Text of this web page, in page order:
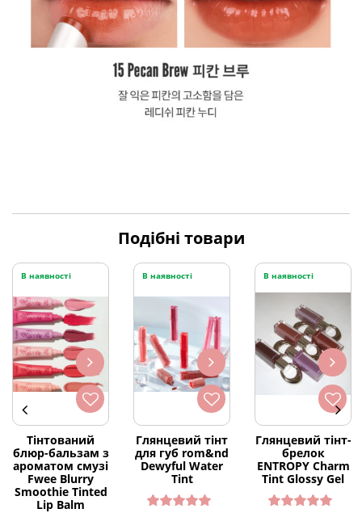
Подібні товари
В наявності
Тінтований
блюр-бальзам з
ароматом смузі
Fwee Blurry
Smoothie Tinted
Lip Balm
В наявності
Глянцевий тінт
для губ rom&nd
Dewyful Water
Tint
В наявності
Глянцевий тінт-
брелок
ENTROPY Charm
Tint Glossy Gel